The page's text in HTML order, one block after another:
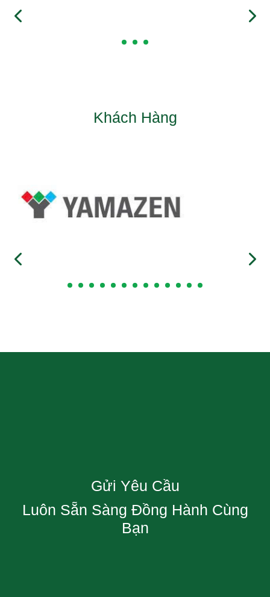
Khách Hàng
Gửi Yêu Cầu
Luôn Sẵn Sàng Đồng Hành Cùng
Bạn